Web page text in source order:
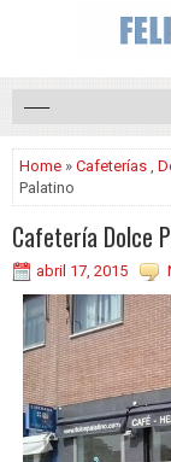
Home » Cafeterías ,
Palatino
Cafetería Dolce
abril 17, 2015